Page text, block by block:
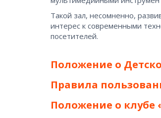
Такой зал, несомненно,
интерес к современными
посетителей.
Положение о
Правила
Положение о клубе